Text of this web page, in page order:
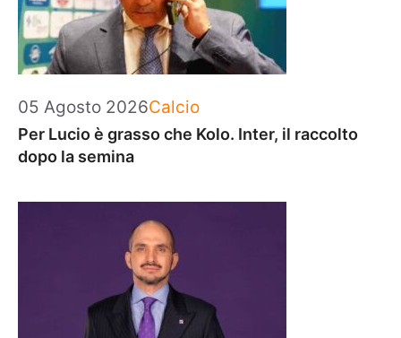
05 Agosto 2026Categorie
Calcio
Per Lucio è grasso che Kolo. Inter, il raccolto
dopo la semina